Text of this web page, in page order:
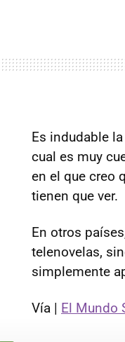
Es indudable
cual es muy
en el que creo
tienen que ver.
En otros
telenovelas,
simplemente
Vía | El Mundo